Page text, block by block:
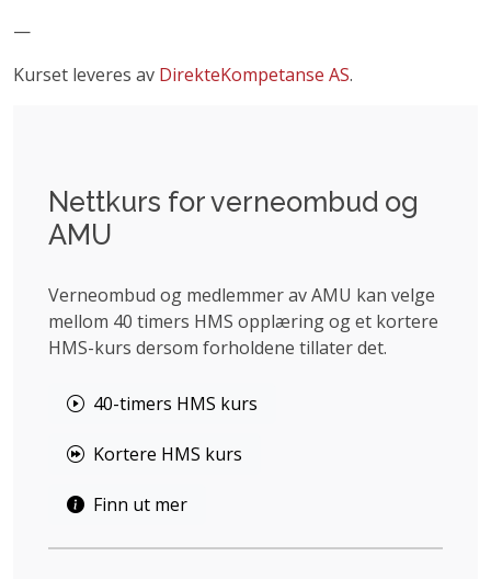
—
Kurset leveres av DirekteKompetanse AS.
Nettkurs for verneombud og
AMU
Verneombud og medlemmer av AMU kan velge
mellom 40 timers HMS opplæring og et kortere
HMS-kurs dersom forholdene tillater det.
40-timers HMS kurs
Kortere HMS kurs
Finn ut mer